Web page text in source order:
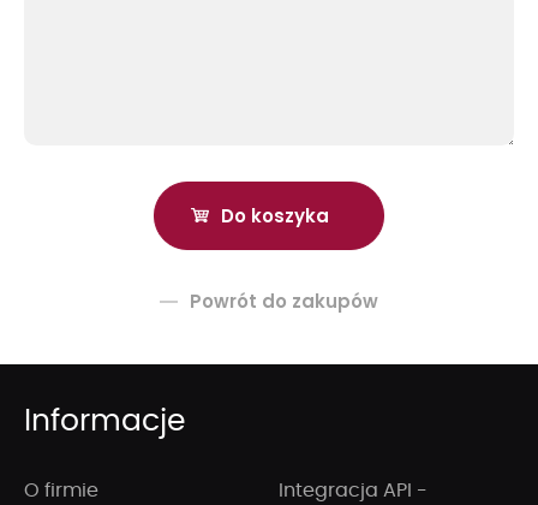
Powrót do zakupów
Informacje
O firmie
Integracja API -